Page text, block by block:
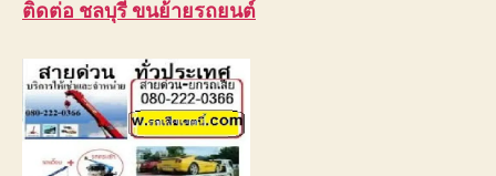
ติดต่อ ชลบุรี ขนย้ายรถยนต์